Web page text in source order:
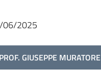
06/2025
GIUSEPPE MURATORE